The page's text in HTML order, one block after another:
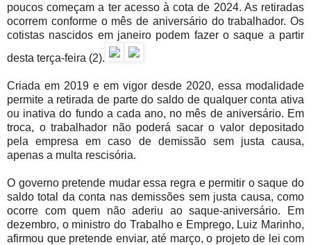
poucos começam a ter acesso à cota de 2024. As retiradas
ocorrem conforme o mês de aniversário do trabalhador. Os
cotistas nascidos em janeiro podem fazer o saque a partir
desta terça-feira (2).
Criada em 2019 e em vigor desde 2020, essa modalidade
permite a retirada de parte do saldo de qualquer conta ativa
ou inativa do fundo a cada ano, no mês de aniversário. Em
troca, o trabalhador não poderá sacar o valor depositado
pela empresa em caso de demissão sem justa causa,
apenas a multa rescisória.
O governo pretende mudar essa regra e permitir o saque do
saldo total da conta nas demissões sem justa causa, como
ocorre com quem não aderiu ao saque-aniversário. Em
dezembro, o ministro do Trabalho e Emprego, Luiz Marinho,
afirmou que pretende enviar, até março, o projeto de lei com